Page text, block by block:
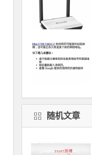
随机文章